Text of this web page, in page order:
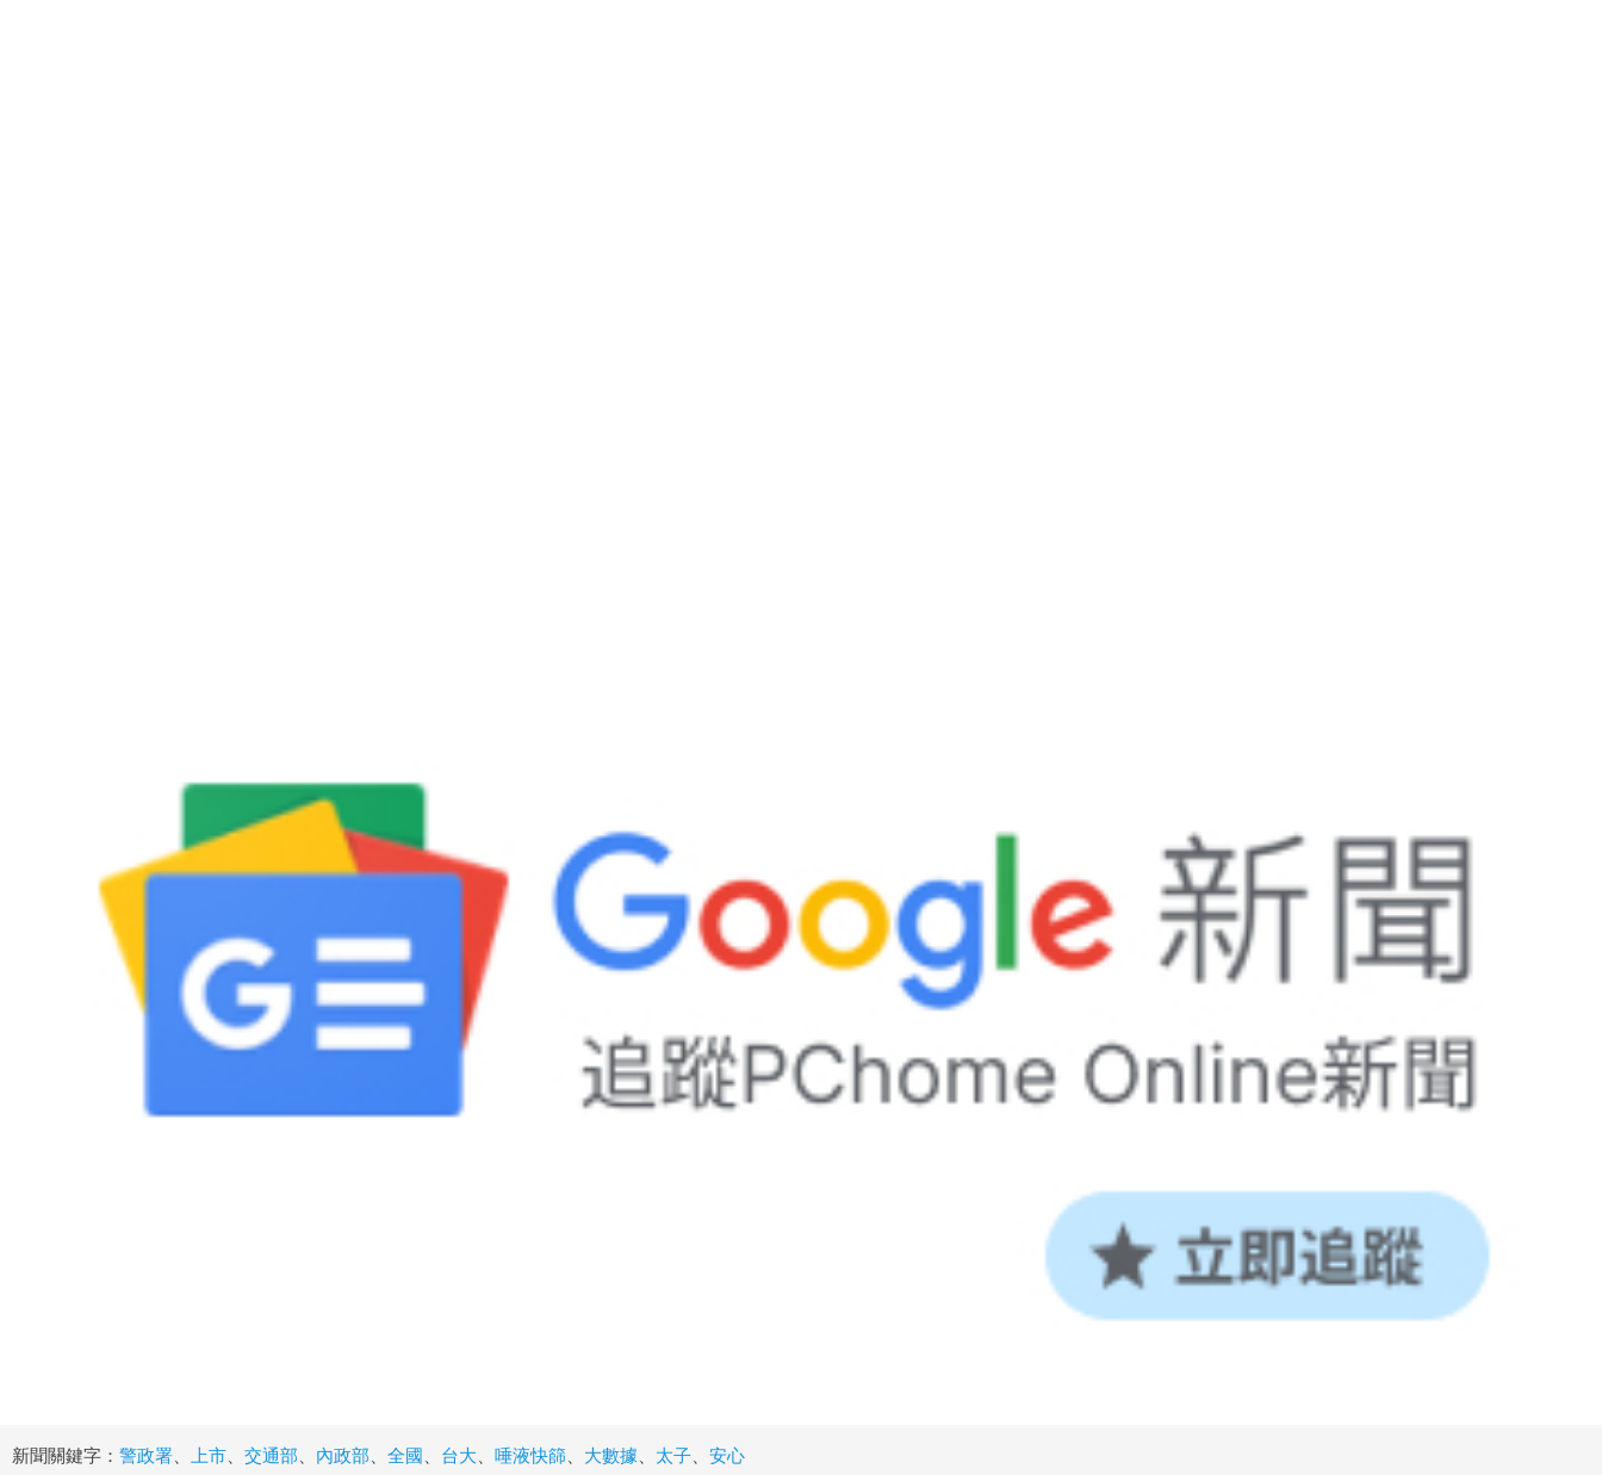
新聞關鍵字： 警政署、 上市、 交通部、 內政部、 全國、 台大、 唾液快篩、 大數據、 太子、 安心